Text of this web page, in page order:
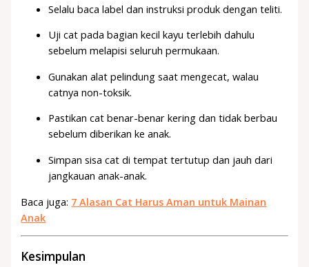
Selalu baca label dan instruksi produk dengan teliti.
Uji cat pada bagian kecil kayu terlebih dahulu
sebelum melapisi seluruh permukaan.
Gunakan alat pelindung saat mengecat, walau
catnya non-toksik.
Pastikan cat benar-benar kering dan tidak berbau
sebelum diberikan ke anak.
Simpan sisa cat di tempat tertutup dan jauh dari
jangkauan anak-anak.
Baca juga: 7 Alasan Cat Harus Aman untuk Mainan
Anak
Kesimpulan